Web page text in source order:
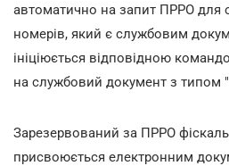
автоматично на запит ПРРО для
номерів, який є службовим
ініціюється відповідною
на службовий документ з типом
Зарезервований за ПРРО
присвоюється електронним